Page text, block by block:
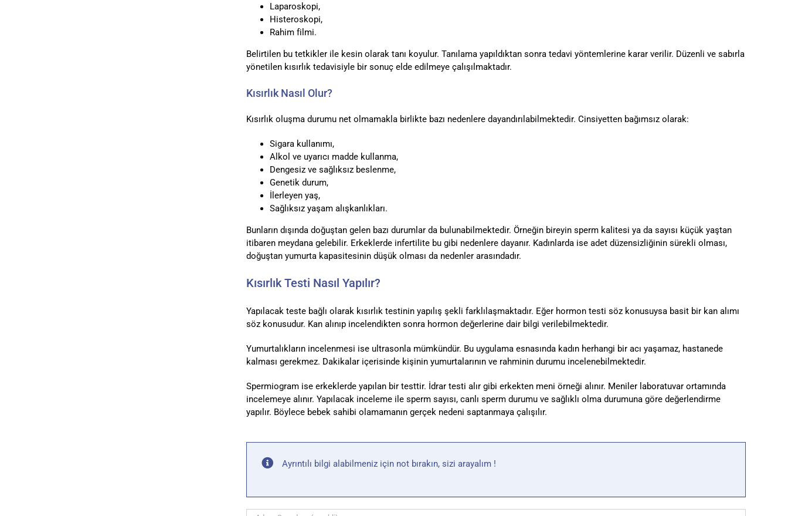
Laparoskopi,
Histeroskopi,
Rahim filmi.
Belirtilen bu tetkikler ile kesin olarak tanı koyulur. Tanılama yapıldıktan sonra tedavi yöntemlerine karar verilir. Düzenli ve sabırla
yönetilen kısırlık tedavisiyle bir sonuç elde edilmeye çalışılmaktadır.
Kısırlık Nasıl Olur?
Kısırlık oluşma durumu net olmamakla birlikte bazı nedenlere dayandırılabilmektedir. Cinsiyetten bağımsız olarak:
Sigara kullanımı,
Alkol ve uyarıcı madde kullanma,
Dengesiz ve sağlıksız beslenme,
Genetik durum,
İlerleyen yaş,
Sağlıksız yaşam alışkanlıkları.
Bunların dışında doğuştan gelen bazı durumlar da bulunabilmektedir. Örneğin bireyin sperm kalitesi ya da sayısı küçük yaştan
itibaren meydana gelebilir. Erkeklerde infertilite bu gibi nedenlere dayanır. Kadınlarda ise adet düzensizliğinin sürekli olması,
doğuştan yumurta kapasitesinin düşük olması da nedenler arasındadır.
Kısırlık Testi Nasıl Yapılır?
Yapılacak teste bağlı olarak kısırlık testinin yapılış şekli farklılaşmaktadır. Eğer hormon testi söz konusuysa basit bir kan alımı
söz konusudur. Kan alınıp incelendikten sonra hormon değerlerine dair bilgi verilebilmektedir.
Yumurtalıkların incelenmesi ise ultrasonla mümkündür. Bu uygulama esnasında kadın herhangi bir acı yaşamaz, hastanede
kalması gerekmez. Dakikalar içerisinde kişinin yumurtalarının ve rahminin durumu incelenebilmektedir.
Spermiogram ise erkeklerde yapılan bir testtir. İdrar testi alır gibi erkekten meni örneği alınır. Meniler laboratuvar ortamında
incelemeye alınır. Yapılacak inceleme ile sperm sayısı, canlı sperm durumu ve sağlıklı olma durumuna göre değerlendirme
yapılır. Böylece bebek sahibi olamamanın gerçek nedeni saptanmaya çalışılır.
Ayrıntılı bilgi alabilmeniz için not bırakın, sizi arayalım !